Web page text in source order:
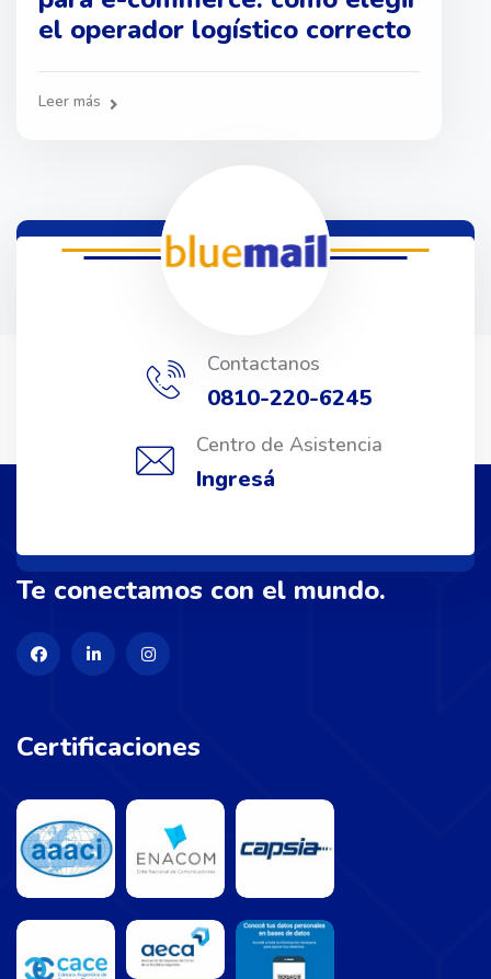
el operador logístico correcto
Leer más
Contactanos
0810-220-6245
Centro de Asistencia
Ingresá
Te conectamos con el mundo.
Certificaciones